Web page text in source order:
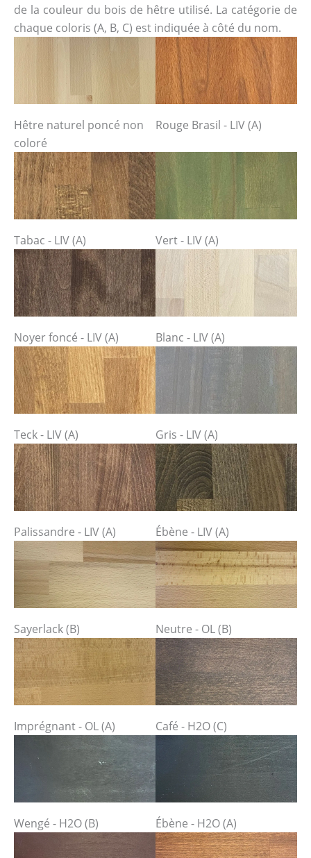
de la couleur du bois de hêtre utilisé. La catégorie de
chaque coloris (A, B, C) est indiquée à côté du nom.
Hêtre naturel poncé non
coloré
Rouge Brasil - LIV (A)
Tabac - LIV (A) Vert - LIV (A)
Noyer foncé - LIV (A) Blanc - LIV (A)
Teck - LIV (A) Gris - LIV (A)
Palissandre - LIV (A) Ébène - LIV (A)
Sayerlack (B) Neutre - OL (B)
Imprégnant - OL (A) Café - H2O (C)
Wengé - H2O (B) Ébène - H2O (A)